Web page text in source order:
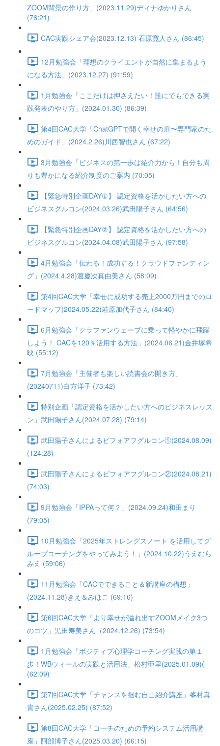
ZOOM背景の作り方」(2023.11.29)ディナゆかりさん
(76:21)
CAC実践シェア会(2023.12.13) 石原寛人さん (86:45)
12月勉強会「理想のクライエントが自然に集まるよう
になる方法」(2023.12.27) (91:59)
1月勉強会「ここだけは押さえたい！誰にでもできる実
践発表のやり方」(2024.01.30) (86:39)
第4回CAC大学「ChatGPTで開く幸せの扉〜専門家のた
めのガイド」(2024.2.26)川西智也さん (67:22)
3月勉強会「ビジネスの第一歩は紹介力から！自分も周
りも豊かになる紹介制度のご案内 (70:05)
【緊急特別企画DAY①】 認定資格を活かしたい方への
ビジネスグルコン(2024.03.26)武田陽子さん (64:56)
【緊急特別企画DAY②】 認定資格を活かしたい方への
ビジネスグルコン(2024.04.08)武田陽子さん (97:58)
4月勉強会「伝わる！成功する！クラウドファンディン
グ」(2024.4.28)渡慶次真由美さん (58:09)
第4回CAC大学「幸せに成功する売上2000万円までのロ
ードマップ(2024.05.22)若原加代子さん (84:40)
6月勉強会「クラファンウェーブに乗って軽やかに飛躍
しよう！ CACを120％活用する方法」(2024.06.21)金井塚希
映 (55:12)
7月勉強会「主催者も楽しい読書会の開き方」
(20240711)白方洋子 (73:42)
特別企画「認定資格を活かしたい方へのビジネスレッス
ン」武田陽子さん(2024.07.28) (79:14)
武田陽子さんによるビフォアフグルコン①(2024.08.09)
(124:28)
武田陽子さんによるビフォアフグルコン②(2024.08.21)
(74:03)
9月勉強会「IPPAって何？」(2024.09.24)和田まり
(79:05)
10月勉強会「2025年ストレングスノート を活用してグ
ループコーチングをやってみよう！」(2024.10.22)うえむら
みえ (59:06)
11月勉強会「CACでできること＆新講座の構想」
(2024.11.28)きえ＆みほこ (69:16)
第6回CAC大学「より幸せが溢れ出すZOOMメイク3つ
のコツ」黒田寿美さん（2024.12.26) (73:54)
1月勉強会「ポジティブ心理学コーチング実践の第１
歩！WBウィールの実践と活用法」松村亜里(2025.01.09)(
(62:09)
第7回CAC大学「チャンスを掴む自己紹介講座」峯村真
貴さん(2025.02.25) (87:52)
第8回CAC大学「コーチのための予約システム活用講
座」阿部博子さん(2025.03.20) (66:15)